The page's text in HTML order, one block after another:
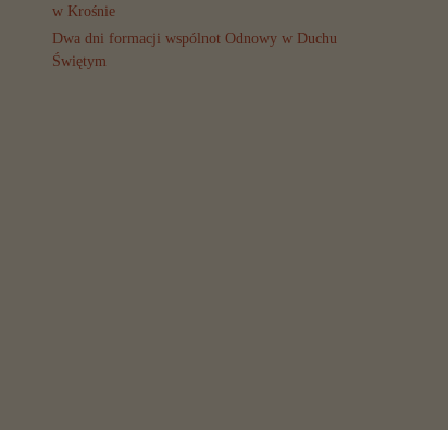
w Krośnie
Dwa dni formacji wspólnot Odnowy w Duchu
Świętym